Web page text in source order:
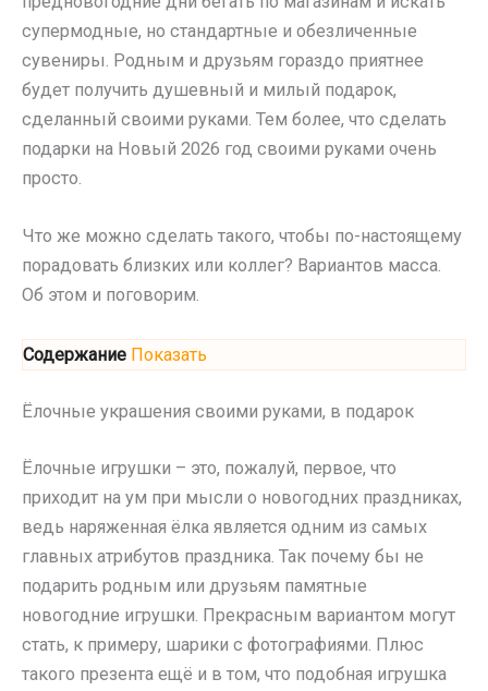
супермодные, но стандартные и обезличенные
сувениры. Родным и друзьям гораздо приятнее
будет получить душевный и милый подарок,
сделанный своими руками. Тем более, что сделать
подарки на Новый 2026 год своими руками очень
просто.
Что же можно сделать такого, чтобы по-настоящему
порадовать близких или коллег? Вариантов масса.
Об этом и поговорим.
Содержание Показать
Ёлочные украшения своими руками, в подарок
Ёлочные игрушки – это, пожалуй, первое, что
приходит на ум при мысли о новогодних праздниках,
ведь наряженная ёлка является одним из самых
главных атрибутов праздника. Так почему бы не
подарить родным или друзьям памятные
новогодние игрушки. Прекрасным вариантом могут
стать, к примеру, шарики с фотографиями. Плюс
такого презента ещё и в том, что подобная игрушка